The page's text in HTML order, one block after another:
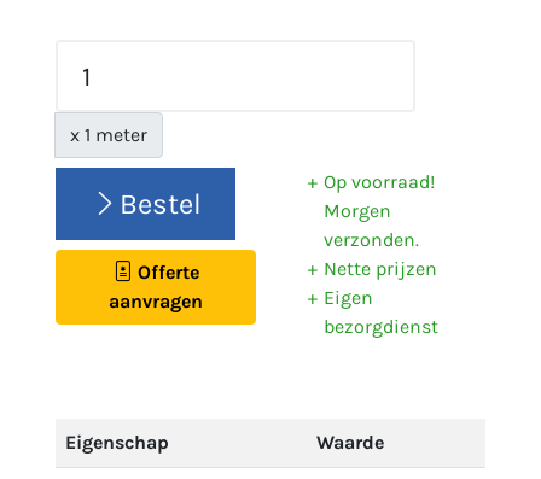
x 1 meter
Bestel
Offerte
aanvragen
Op voorraad!
Morgen
verzonden.
Nette prijzen
Eigen
bezorgdienst
Eigenschap Waarde